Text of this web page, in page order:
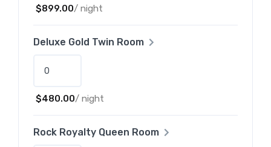
$899.00/ night
Deluxe Gold Twin Room
$480.00/ night
Rock Royalty Queen Room